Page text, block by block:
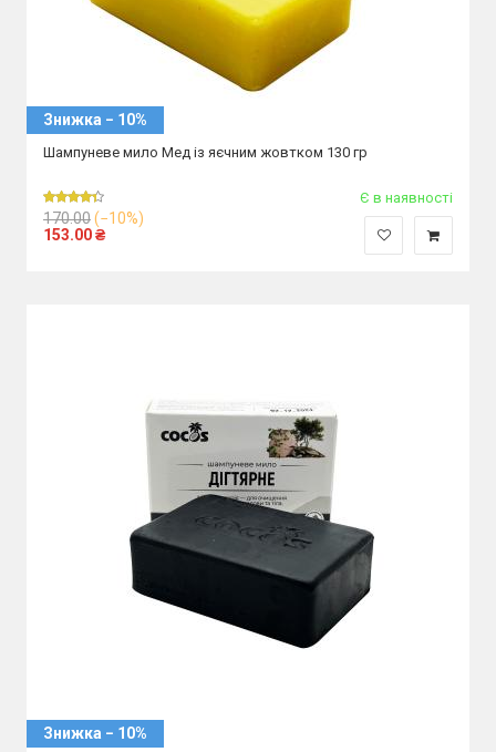
Знижка − 10%
Шампуневе мило Мед із яєчним жовтком 130 гр
Є в наявності
170.00(−10%)
153.00₴
Знижка − 10%